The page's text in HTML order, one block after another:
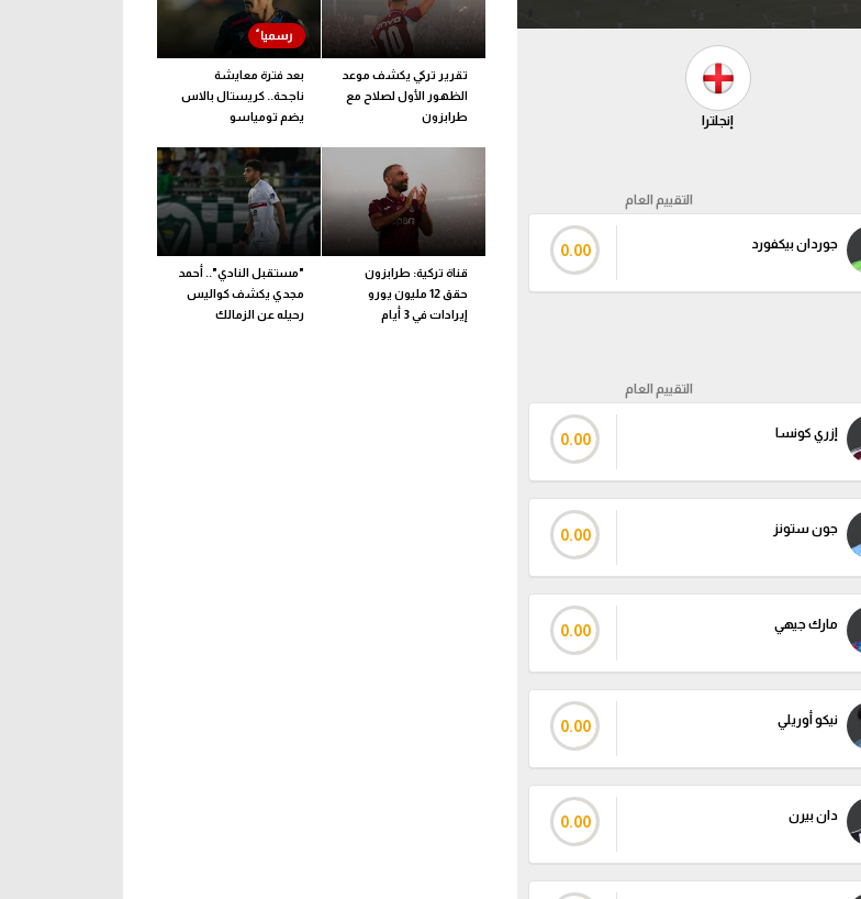
إنجلترا
التقييم العام
جوردان بيكفورد 0.00
التقييم العام
إزري كونسا 0.00
جون ستونز 0.00
مارك جيهي 0.00
نيكو أوريلي 0.00
دان بيرن 0.00
تقرير تركي يكشف موعد
الظهور الأول لصلاح مع
طرابزون
بعد فترة معايشة
ناجحة.. كريستال بالاس
يضم تومياسو
قناة تركية: طرابزون
حقق 12 مليون يورو
إيرادات في 3 أيام
"مستقبل النادي".. أحمد
مجدي يكشف كواليس
رحيله عن الزمالك